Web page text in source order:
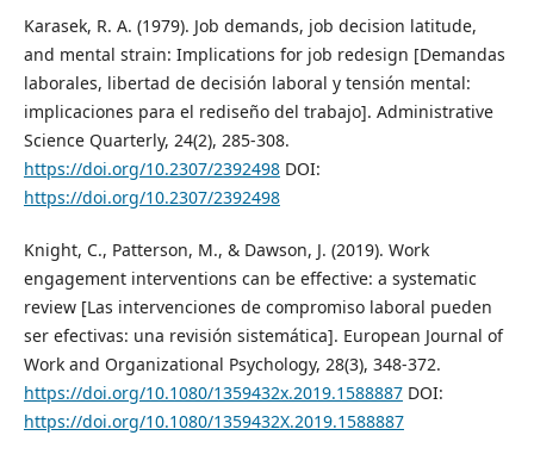
Karasek, R. A. (1979). Job demands, job decision latitude,
and mental strain: Implications for job redesign [Demandas
laborales, libertad de decisión laboral y tensión mental:
implicaciones para el rediseño del trabajo]. Administrative
Science Quarterly, 24(2), 285-308.
https://doi.org/10.2307/2392498DOI:
https://doi.org/10.2307/2392498
Knight, C., Patterson, M., & Dawson, J. (2019). Work
engagement interventions can be effective: a systematic
review [Las intervenciones de compromiso laboral pueden
ser efectivas: una revisión sistemática]. European Journal of
Work and Organizational Psychology, 28(3), 348-372.
https://doi.org/10.1080/1359432x.2019.1588887DOI:
https://doi.org/10.1080/1359432X.2019.1588887